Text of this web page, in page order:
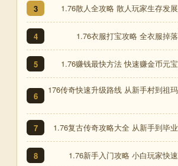
3 1.76散人全攻略 散人玩家生存发
4 1.76衣服打宝攻略 全衣服掉
5 1.76赚钱最快方法 快速赚金币元
6
176传奇快速升级路线 从新手村到祖
7 1.76复古传奇攻略大全 从新手到毕
8 1.76新手入门攻略 小白玩家快